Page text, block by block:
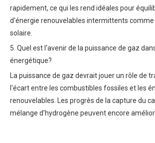
rapidement, ce qui les rend idéales pour
d'énergie renouvelables intermittents comme
solaire.
5. Quel est l'avenir de la puissance de gaz
énergétique?
La puissance de gaz devrait jouer un rôle de
l'écart entre les combustibles fossiles et les
renouvelables. Les progrès de la capture du
mélange d'hydrogène peuvent encore